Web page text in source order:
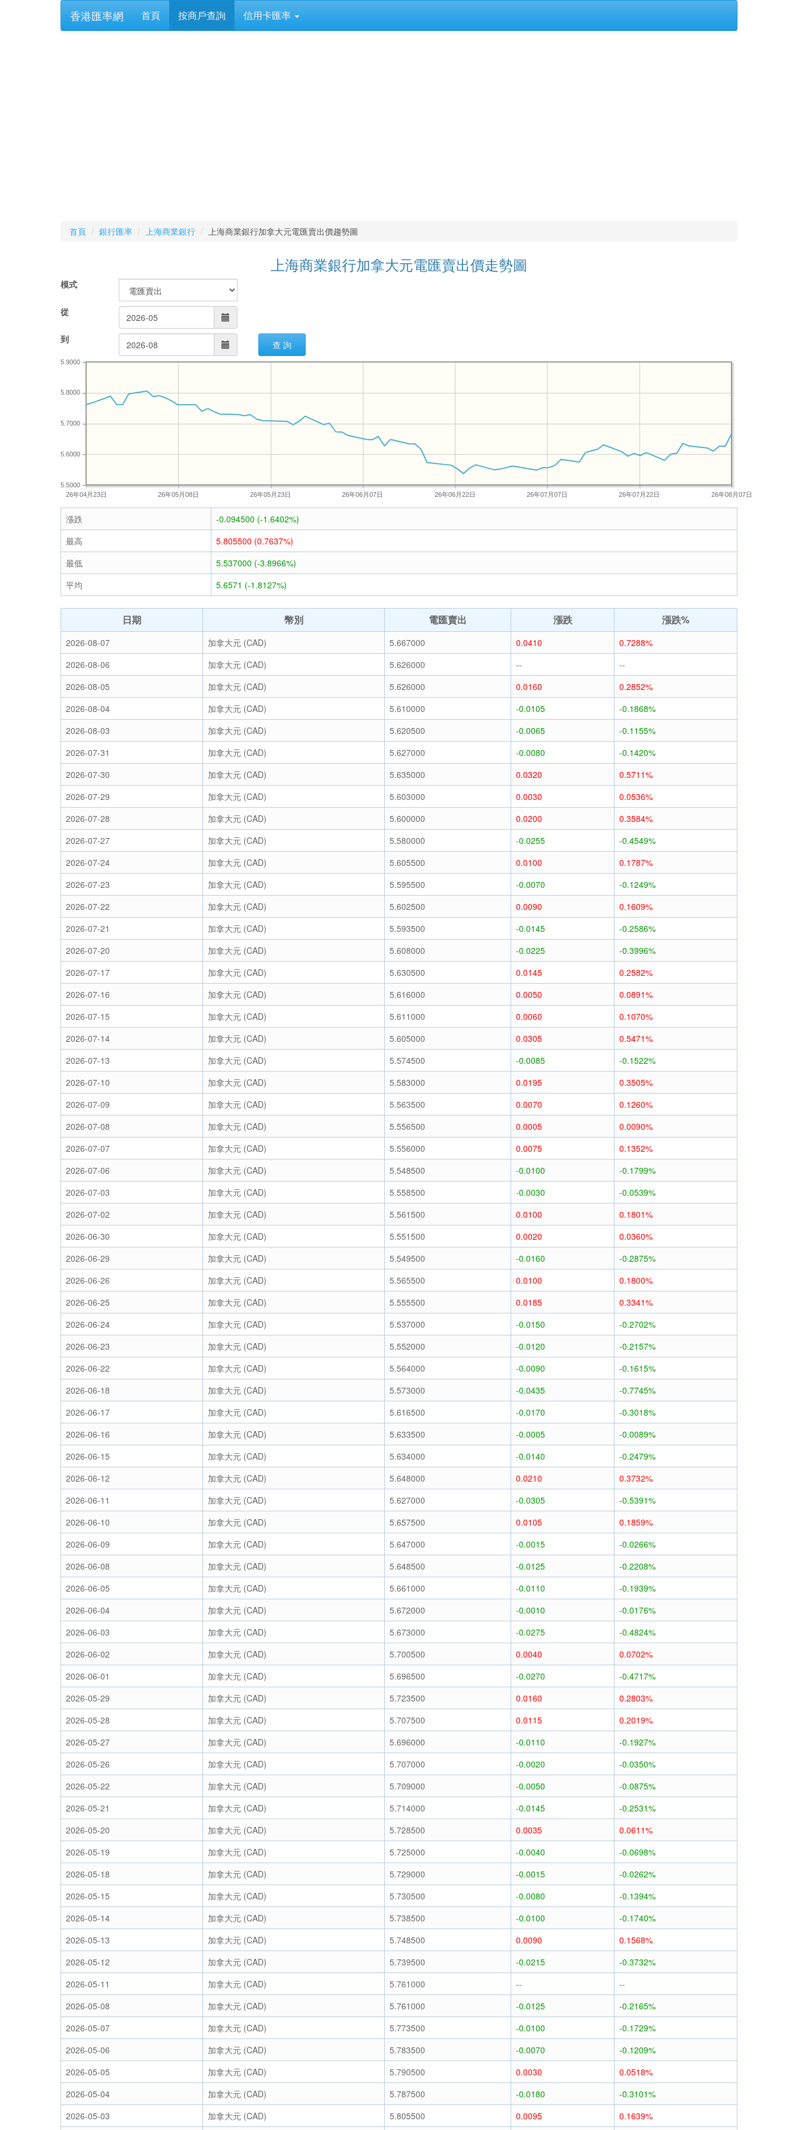
香港匯率網 首頁 按商戶查詢 信用卡匯率
首頁 銀行匯率 上海商業銀行 上海商業銀行加拿大元電匯賣出價趨勢圖
上海商業銀行加拿大元電匯賣出價走勢圖
模式
從
到 查 詢
26年04月23日 26年05月08日 26年05月23日 26年06月07日 26年06月22日 26年07月07日 26年07月22日 26年08月07日
5.5000
5.6000
5.7000
5.8000
5.9000
漲跌
-0.094500 (-1.6402%)
最高
5.805500 (0.7637%)
最低
5.537000 (-3.8966%)
平均
5.6571 (-1.8127%)
日期 幣別 電匯賣出 漲跌 漲跌%
2026-08-07 加拿大元 (CAD) 5.667000 0.0410
0.7288%
2026-08-06
加拿大元 (CAD) 5.626000 --
--
2026-08-05
加拿大元 (CAD) 5.626000 0.0160
0.2852%
2026-08-04
加拿大元 (CAD) 5.610000 -0.0105
-0.1868%
2026-08-03
加拿大元 (CAD) 5.620500 -0.0065
-0.1155%
2026-07-31
加拿大元 (CAD) 5.627000 -0.0080
-0.1420%
2026-07-30
加拿大元 (CAD) 5.635000 0.0320
0.5711%
2026-07-29
加拿大元 (CAD) 5.603000 0.0030
0.0536%
2026-07-28
加拿大元 (CAD) 5.600000 0.0200
0.3584%
2026-07-27
加拿大元 (CAD) 5.580000 -0.0255
-0.4549%
2026-07-24
加拿大元 (CAD) 5.605500 0.0100
0.1787%
2026-07-23
加拿大元 (CAD) 5.595500 -0.0070
-0.1249%
2026-07-22
加拿大元 (CAD) 5.602500 0.0090
0.1609%
2026-07-21
加拿大元 (CAD) 5.593500 -0.0145
-0.2586%
2026-07-20
加拿大元 (CAD) 5.608000 -0.0225
-0.3996%
2026-07-17
加拿大元 (CAD) 5.630500 0.0145
0.2582%
2026-07-16
加拿大元 (CAD) 5.616000 0.0050
0.0891%
2026-07-15
加拿大元 (CAD) 5.611000 0.0060
0.1070%
2026-07-14
加拿大元 (CAD) 5.605000 0.0305
0.5471%
2026-07-13
加拿大元 (CAD) 5.574500 -0.0085
-0.1522%
2026-07-10
加拿大元 (CAD) 5.583000 0.0195
0.3505%
2026-07-09
加拿大元 (CAD) 5.563500 0.0070
0.1260%
2026-07-08
加拿大元 (CAD) 5.556500 0.0005
0.0090%
2026-07-07
加拿大元 (CAD) 5.556000 0.0075
0.1352%
2026-07-06
加拿大元 (CAD) 5.548500 -0.0100
-0.1799%
2026-07-03
加拿大元 (CAD) 5.558500 -0.0030
-0.0539%
2026-07-02
加拿大元 (CAD) 5.561500 0.0100
0.1801%
2026-06-30
加拿大元 (CAD) 5.551500 0.0020
0.0360%
2026-06-29
加拿大元 (CAD) 5.549500 -0.0160
-0.2875%
2026-06-26
加拿大元 (CAD) 5.565500 0.0100
0.1800%
2026-06-25
加拿大元 (CAD) 5.555500 0.0185
0.3341%
2026-06-24
加拿大元 (CAD) 5.537000 -0.0150
-0.2702%
2026-06-23
加拿大元 (CAD) 5.552000 -0.0120
-0.2157%
2026-06-22
加拿大元 (CAD) 5.564000 -0.0090
-0.1615%
2026-06-18
加拿大元 (CAD) 5.573000 -0.0435
-0.7745%
2026-06-17
加拿大元 (CAD) 5.616500 -0.0170
-0.3018%
2026-06-16
加拿大元 (CAD) 5.633500 -0.0005
-0.0089%
2026-06-15
加拿大元 (CAD) 5.634000 -0.0140
-0.2479%
2026-06-12
加拿大元 (CAD) 5.648000 0.0210
0.3732%
2026-06-11
加拿大元 (CAD) 5.627000 -0.0305
-0.5391%
2026-06-10
加拿大元 (CAD) 5.657500 0.0105
0.1859%
2026-06-09
加拿大元 (CAD) 5.647000 -0.0015
-0.0266%
2026-06-08
加拿大元 (CAD) 5.648500 -0.0125
-0.2208%
2026-06-05
加拿大元 (CAD) 5.661000 -0.0110
-0.1939%
2026-06-04
加拿大元 (CAD) 5.672000 -0.0010
-0.0176%
2026-06-03
加拿大元 (CAD) 5.673000 -0.0275
-0.4824%
2026-06-02
加拿大元 (CAD) 5.700500 0.0040
0.0702%
2026-06-01
加拿大元 (CAD) 5.696500 -0.0270
-0.4717%
2026-05-29
加拿大元 (CAD) 5.723500 0.0160
0.2803%
2026-05-28
加拿大元 (CAD) 5.707500 0.0115
0.2019%
2026-05-27
加拿大元 (CAD) 5.696000 -0.0110
-0.1927%
2026-05-26
加拿大元 (CAD) 5.707000 -0.0020
-0.0350%
2026-05-22
加拿大元 (CAD) 5.709000 -0.0050
-0.0875%
2026-05-21
加拿大元 (CAD) 5.714000 -0.0145
-0.2531%
2026-05-20
加拿大元 (CAD) 5.728500 0.0035
0.0611%
2026-05-19
加拿大元 (CAD) 5.725000 -0.0040
-0.0698%
2026-05-18
加拿大元 (CAD) 5.729000 -0.0015
-0.0262%
2026-05-15
加拿大元 (CAD) 5.730500 -0.0080
-0.1394%
2026-05-14
加拿大元 (CAD) 5.738500 -0.0100
-0.1740%
2026-05-13
加拿大元 (CAD) 5.748500 0.0090
0.1568%
2026-05-12
加拿大元 (CAD) 5.739500 -0.0215
-0.3732%
2026-05-11
加拿大元 (CAD) 5.761000 --
--
2026-05-08
加拿大元 (CAD) 5.761000 -0.0125
-0.2165%
2026-05-07
加拿大元 (CAD) 5.773500 -0.0100
-0.1729%
2026-05-06
加拿大元 (CAD) 5.783500 -0.0070
-0.1209%
2026-05-05
加拿大元 (CAD) 5.790500 0.0030
0.0518%
2026-05-04
加拿大元 (CAD) 5.787500 -0.0180
-0.3101%
2026-05-03
加拿大元 (CAD) 5.805500 0.0095 0.1639%